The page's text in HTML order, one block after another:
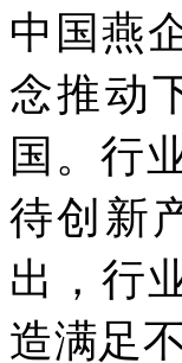
中国燕
念推动
国。行
待创新
出，行
造满足